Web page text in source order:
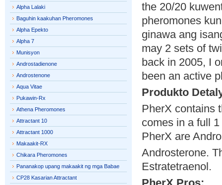
the 20/20
pheromones
ginawa ang
may 2 sets of
back in 2005, I
been an active
Produkto
PherX contains
comes in a full
PherX are
Androsterone.
Estratetraenol.
Alpha Lalaki
Baguhin kaakuhan Pheromones
Alpha Epekto
Alpha 7
Munisyon
Androstadienone
Androstenone
Aqua Vitae
Pukawin-Rx
Athena Pheromones
Attractant 10
Attractant 1000
Makaakit-RX
Chikara Pheromones
Pananakop upang makaakit ng mga Babae
CP28 Kasarian Attractant